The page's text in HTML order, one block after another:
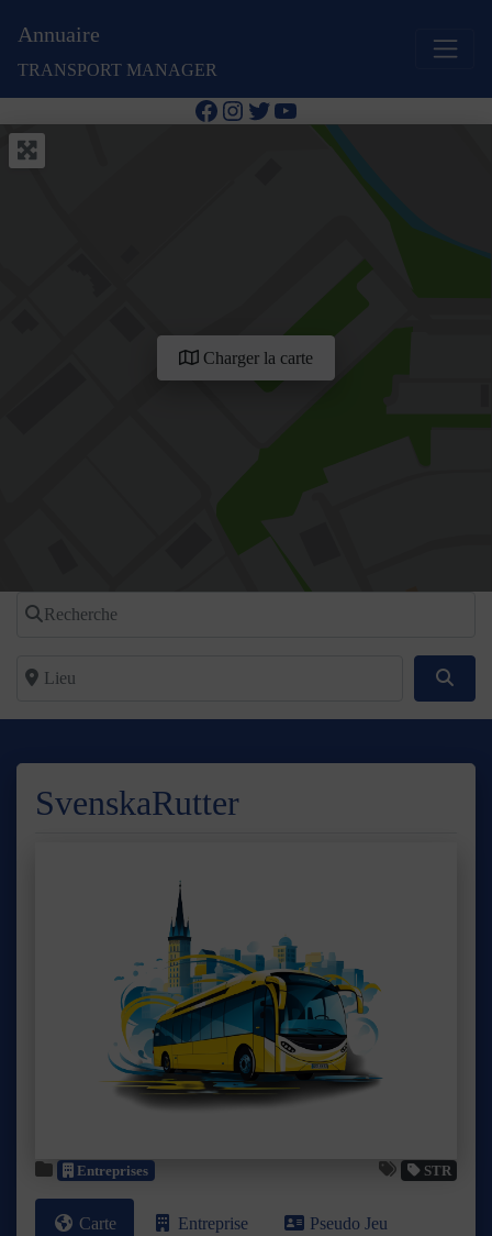
Annuaire
TRANSPORT MANAGER
Facebook
Instagram
Twitter
YouTube
Charger la carte
Recherche
Lieu
SvenskaRutter
Précédent
Entreprises STR
Carte Entreprise Pseudo Jeu